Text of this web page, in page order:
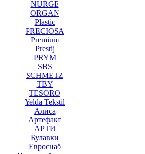
NURGE
ORGAN
Plastic
PRECIOSA
Premium
Prestij
PRYM
SBS
SCHMETZ
TBY
TESORO
Yelda Tekstil
Алиса
Артефакт
АРТИ
Булавки
Евроснаб